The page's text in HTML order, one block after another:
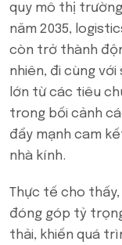
quy mô thị
năm 2035,
còn trở thành
nhiên, đi cùng
lớn từ các tiêu
trong bối cảnh
đẩy mạnh cam
nhà kính.
Thực tế cho thấy,
đóng góp tỷ
thải, khiến quá